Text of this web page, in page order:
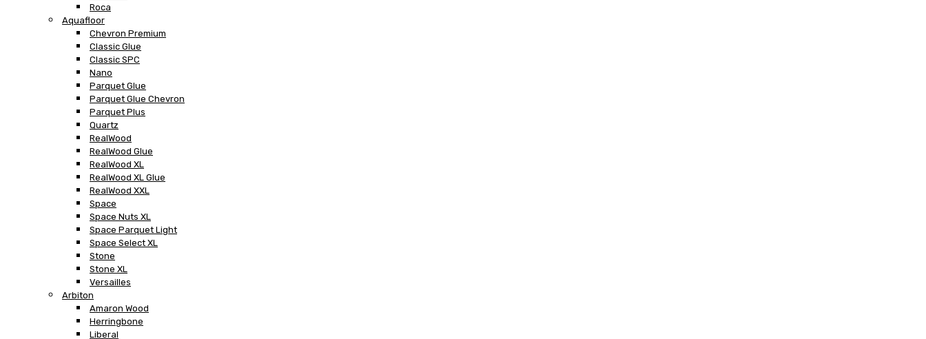
Roca
Aquafloor
Chevron Premium
Classic Glue
Classic SPC
Nano
Parquet Glue
Parquet Glue Chevron
Parquet Plus
Quartz
RealWood
RealWood Glue
RealWood XL
RealWood XL Glue
RealWood XXL
Space
Space Nuts XL
Space Parquet Light
Space Select XL
Stone
Stone XL
Versailles
Arbiton
Amaron Wood
Herringbone
Liberal